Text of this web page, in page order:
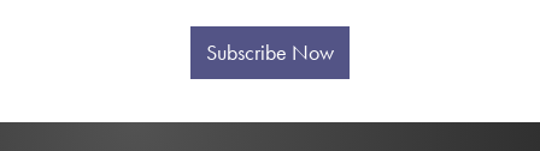
Subscribe Now